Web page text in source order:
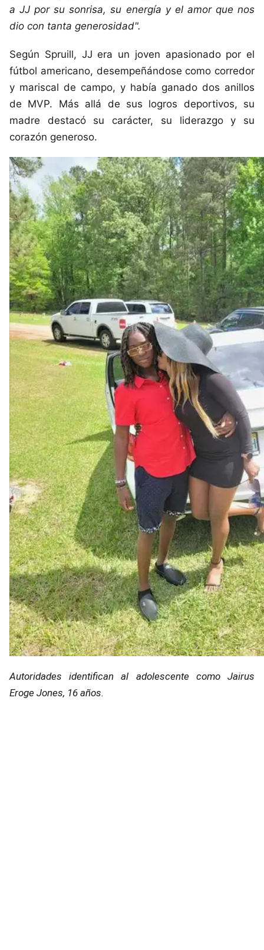
a JJ por su sonrisa, su energía y el amor que nos
dio con tanta generosidad".
Según Spruill, JJ era un joven apasionado por el
fútbol americano, desempeñándose como corredor
y mariscal de campo, y había ganado dos anillos
de MVP. Más allá de sus logros deportivos, su
madre destacó su carácter, su liderazgo y su
corazón generoso.
Autoridades identifican al adolescente como Jairus
Eroge Jones, 16 años.